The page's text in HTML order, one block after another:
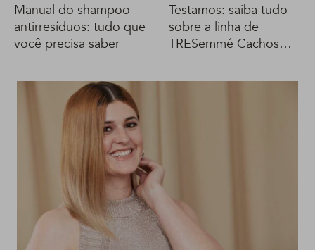
Manual do shampoo
antirresíduos: tudo que
você precisa saber
Testamos: saiba tudo
sobre a linha de
TRESemmé Cachos